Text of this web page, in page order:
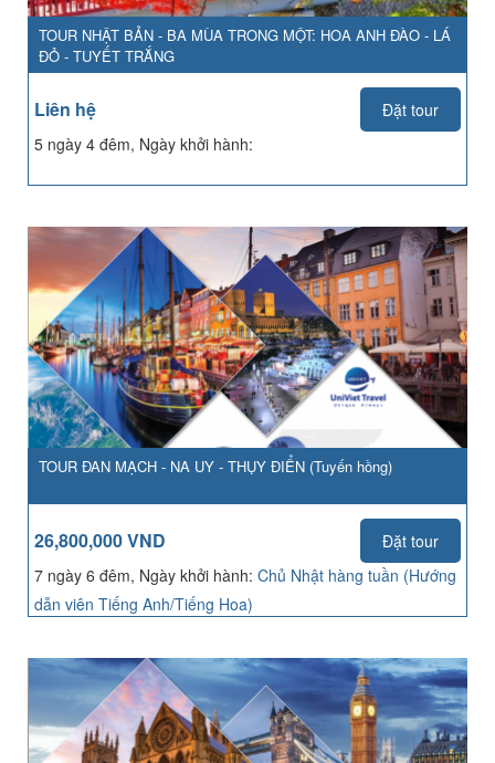
TOUR NHẬT BẢN - BA MÙA TRONG MỘT: HOA ANH ĐÀO - LÁ
ĐỎ - TUYẾT TRẮNG
Liên hệ
Đặt tour
5 ngày 4 đêm, Ngày khởi hành:
TOUR ĐAN MẠCH - NA UY - THỤY ĐIỂN (Tuyến hồng)
26,800,000 VND
Đặt tour
7 ngày 6 đêm, Ngày khởi hành: Chủ Nhật hàng tuần (Hướng
dẫn viên Tiếng Anh/Tiếng Hoa)